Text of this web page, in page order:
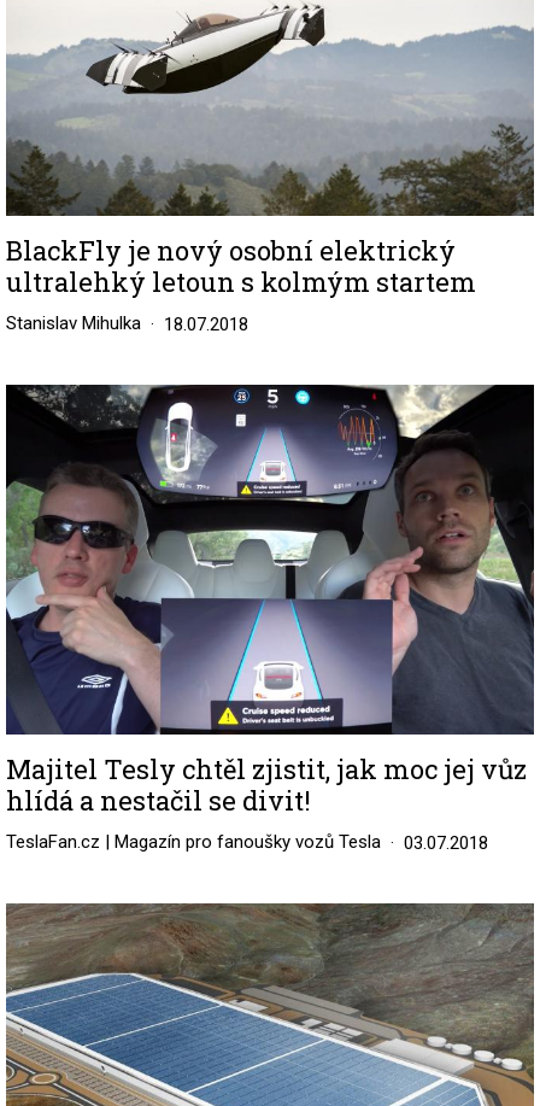
BlackFly je nový osobní elektrický
ultralehký letoun s kolmým startem
Stanislav Mihulka 18.07.2018
Image
Majitel Tesly chtěl zjistit, jak moc jej vůz
hlídá a nestačil se divit!
TeslaFan.cz | Magazín pro fanoušky vozů Tesla 03.07.2018
Image